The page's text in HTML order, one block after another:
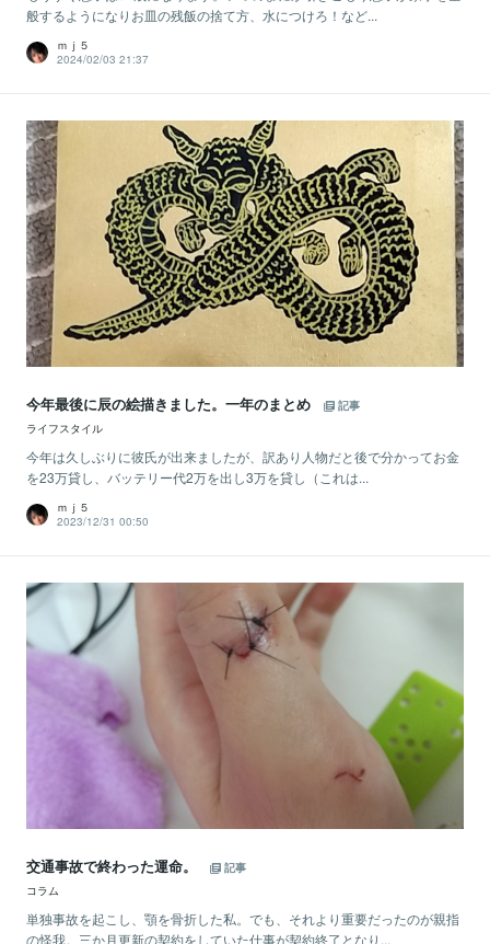
般するようになりお皿の残飯の捨て方、水につけろ！など...
ｍｊ５
2024/02/03 21:37
今年最後に辰の絵描きました。一年のまとめ
記事
ライフスタイル
今年は久しぶりに彼氏が出来ましたが、訳あり人物だと後で分かってお金
を23万貸し、バッテリー代2万を出し3万を貸し（これは...
ｍｊ５
2023/12/31 00:50
交通事故で終わった運命。
記事
コラム
単独事故を起こし、顎を骨折した私。でも、それより重要だったのが親指
の怪我。三か月更新の契約をしていた仕事が契約終了となり...